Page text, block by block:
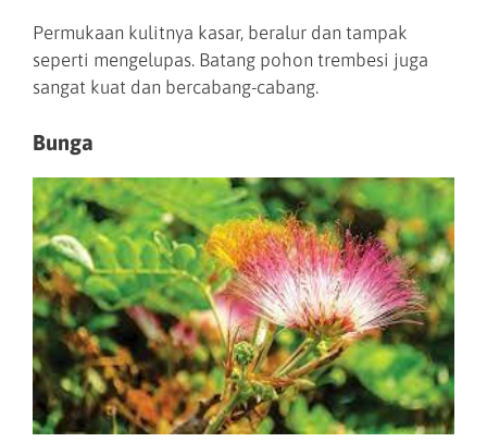
Permukaan kulitnya kasar, beralur dan tampak
seperti mengelupas. Batang pohon trembesi juga
sangat kuat dan bercabang-cabang.
Bunga